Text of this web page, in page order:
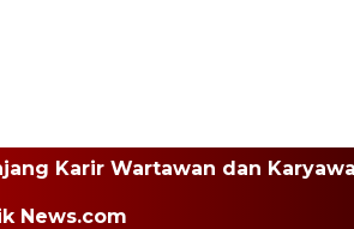
Karir Wartawan dan
News.com